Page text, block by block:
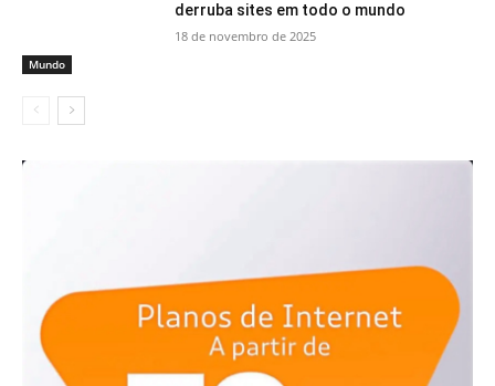
Mundo
derruba sites em todo o mundo
18 de novembro de 2025